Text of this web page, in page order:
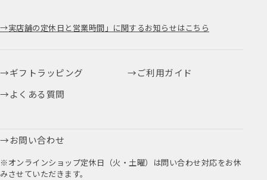
実店舗の定休日と営業時間」に関するお知らせはこちら
ギフトラッピング
ご利用ガイド
よくある質問
お問い合わせ
※オンラインショップ定休日（火・土曜）は問い合わせ対応をお休
みさせていただきます。